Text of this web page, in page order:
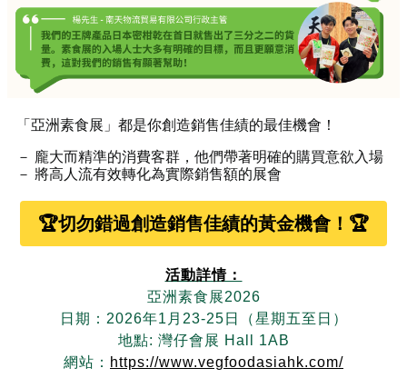
「亞洲素食展」都是你創造銷售佳績的最佳機會！
－ 龐大而精準的消費客群，他們帶著明確的購買意欲入場
－ 將高人流有效轉化為實際銷售額的展會
🏆切勿錯過創造銷售佳績的黃金機會！🏆
活動詳情：
亞洲素食展2026
日期：2026年1月23-25日（星期五至日）
地點: 灣仔會展 Hall 1AB
網站： https://www.vegfoodasiahk.com/